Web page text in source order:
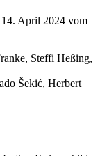
14. April 2024 vom
Steffi Heßing,
Šekić, Herbert